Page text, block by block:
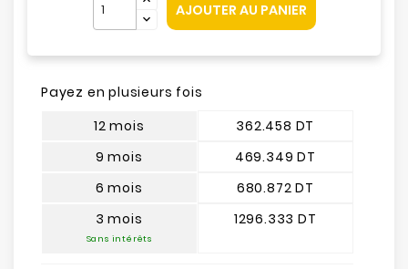
AJOUTER AU PANIER
Payez en plusieurs fois
12 mois
9 mois
6 mois
3 mois
Sans intérêts
362.458 DT
469.349 DT
680.872 DT
1296.333 DT